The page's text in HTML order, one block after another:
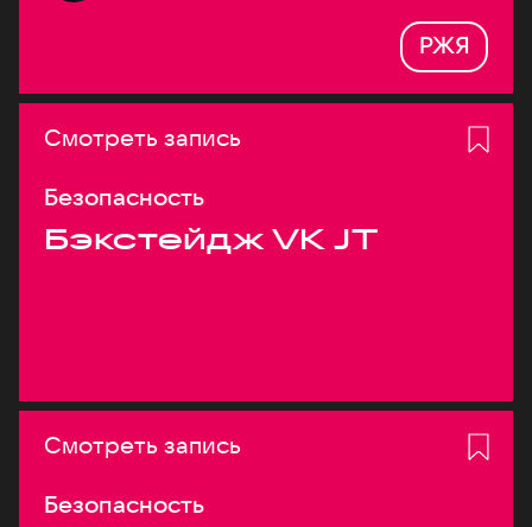
РЖЯ
Смотреть запись
Безопасность
Бэкстейдж VK JT
Смотреть запись
Безопасность